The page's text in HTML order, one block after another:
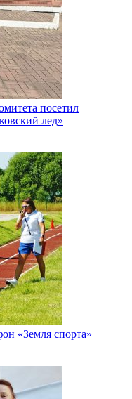
посетил
лед»
«Земля спорта»